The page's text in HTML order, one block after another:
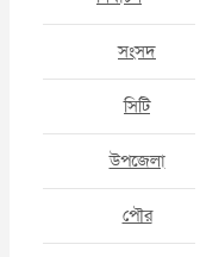
সংসদ
সিটি
উপজেলা
পৌর